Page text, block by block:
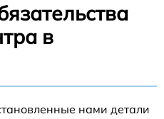
в
нами детали